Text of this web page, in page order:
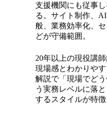
支援機関にも従事
る。サイト制作、
般、業務効率化、
どが守備範囲。
20年以上の現役講師
現場感とわかりや
解説で「現場でど
う実務レベルに落
するスタイルが特徴